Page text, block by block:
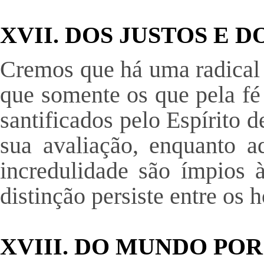
XVII. DOS JUSTOS E
Cremos que há uma
que somente os que pela
santificados pelo Espírito
sua avaliação, enquanto
incredulidade são ímpios
distinção persiste entre os
XVIII. DO MUNDO